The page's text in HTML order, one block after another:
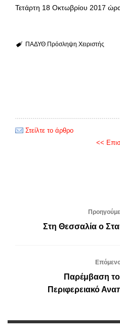
Τετάρτη 18 Οκτωβρίου 2017
ΠΑΔΥΘ Πρόσληψη Χειριστής
Στείλτε το άρθρο
<<
Στη Θεσσαλία ο
Παρέμβαση
Περιφερειακό